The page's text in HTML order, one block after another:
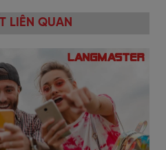
LIÊN QUAN